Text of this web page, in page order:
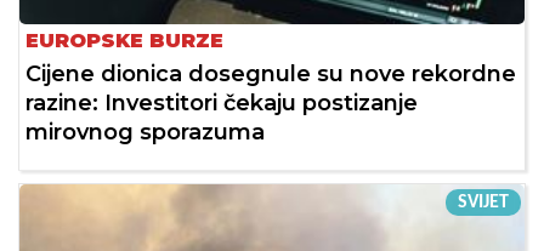
EUROPSKE BURZE
Cijene dionica dosegnule su nove rekordne
razine: Investitori čekaju postizanje
mirovnog sporazuma
SVIJET